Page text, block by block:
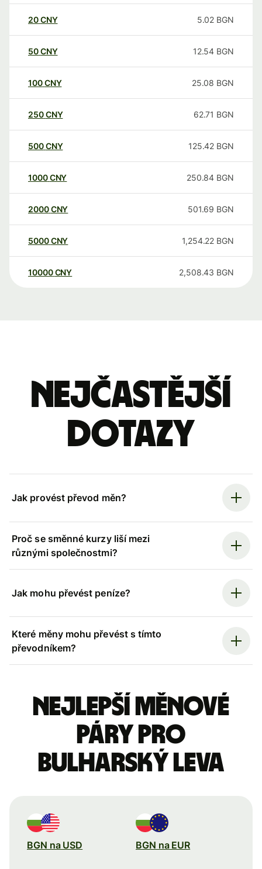
20CNY 5.02 BGN
50CNY 12.54 BGN
100CNY 25.08 BGN
250CNY 62.71 BGN
500CNY 125.42 BGN
1000CNY 250.84 BGN
2000CNY 501.69 BGN
5000CNY 1,254.22 BGN
10000 CNY 2,508.43 BGN
Nejčastější
dotazy
Jak provést převod měn?
Proč se směnné kurzy liší mezi
různými společnostmi?
Jak mohu převést peníze?
Které měny mohu převést s tímto
převodníkem?
Nejlepší měnové
páry pro
bulharský leva
BGN na USD BGN na EUR